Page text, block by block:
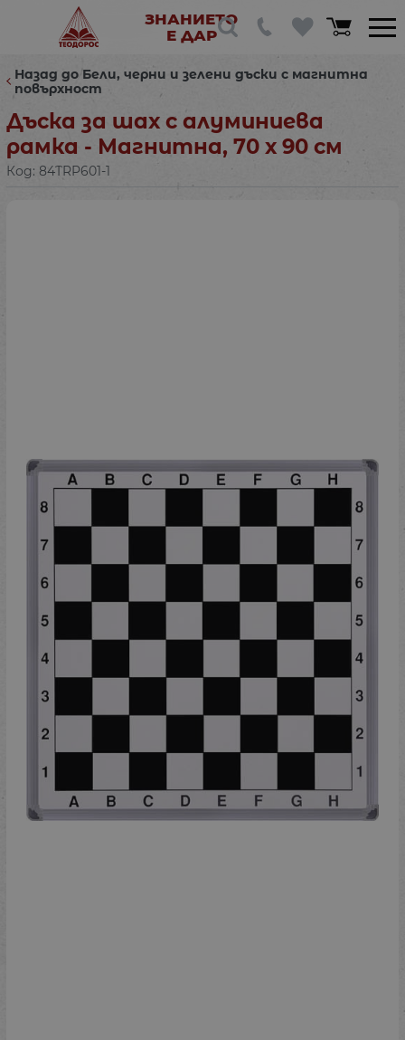
ЗНАНИЕТО
Е ДАР
Назад до Бели, черни и зелени дъски с магнитна
повърхност
Дъска за шах с алуминиева
рамка - Магнитна, 70 х 90 см
Код: 84TRP601-1